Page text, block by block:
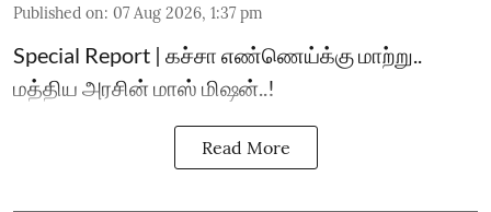
Published on: 07 Aug 2026, 1:37 pm
Special Report | கச்சா எண்ணெய்க்கு மாற்று..
மத்திய அரசின் மாஸ் மிஷன்..!
Read More